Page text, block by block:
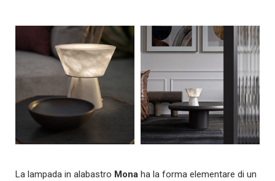
La lampada in alabastro Mona ha la forma elementare di un